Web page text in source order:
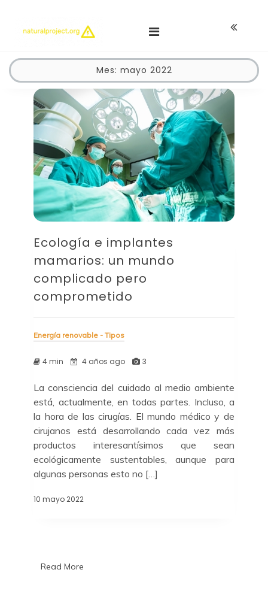
content
Naturalproject.org
Mes: mayo 2022
Ecología e implantes
mamarios: un mundo
complicado pero
comprometido
Energía renovable - Tipos
4 min 4 años ago 3
La consciencia del cuidado al medio ambiente
está, actualmente, en todas partes. Incluso, a
la hora de las cirugías. El mundo médico y de
cirujanos está desarrollando cada vez más
productos interesantísimos que sean
ecológicamente sustentables, aunque para
algunas personas esto no […]
10 mayo 2022
Read More